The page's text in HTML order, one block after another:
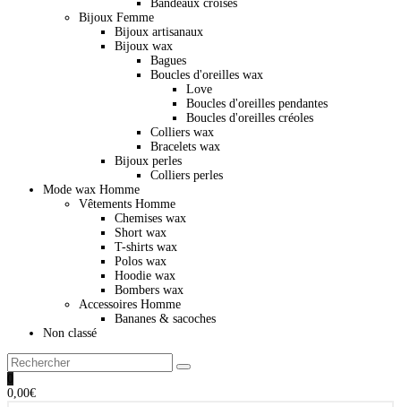
Bandeaux croisés
Bijoux Femme
Bijoux artisanaux
Bijoux wax
Bagues
Boucles d'oreilles wax
Love
Boucles d'oreilles pendantes
Boucles d'oreilles créoles
Colliers wax
Bracelets wax
Bijoux perles
Colliers perles
Mode wax Homme
Vêtements Homme
Chemises wax
Short wax
T-shirts wax
Polos wax
Hoodie wax
Bombers wax
Accessoires Homme
Bananes & sacoches
Non classé
0
0,00€